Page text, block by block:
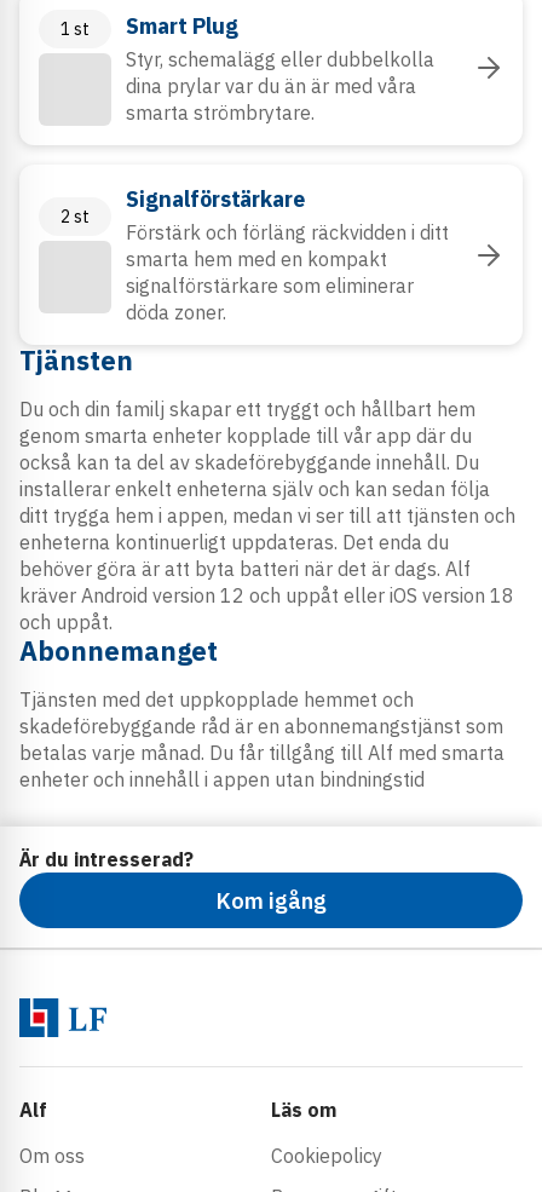
Smart Plug
Styr, schemalägg eller dubbelkolla
dina prylar var du än är med våra
smarta strömbrytare.
1 st
Signalförstärkare
Förstärk och förläng räckvidden i ditt
smarta hem med en kompakt
signalförstärkare som eliminerar
döda zoner.
2 st
Tjänsten
Du och din familj skapar ett tryggt och hållbart hem
genom smarta enheter kopplade till vår app där du
också kan ta del av skadeförebyggande innehåll. Du
installerar enkelt enheterna själv och kan sedan följa
ditt trygga hem i appen, medan vi ser till att tjänsten och
enheterna kontinuerligt uppdateras. Det enda du
behöver göra är att byta batteri när det är dags. Alf
kräver Android version 12 och uppåt eller iOS version 18
och uppåt.
Abonnemanget
Tjänsten med det uppkopplade hemmet och
skadeförebyggande råd är en abonnemangstjänst som
betalas varje månad. Du får tillgång till Alf med smarta
enheter och innehåll i appen utan bindningstid
Är du intresserad?
Kom igång
Alf
Om oss
Läs om
Cookiepolicy